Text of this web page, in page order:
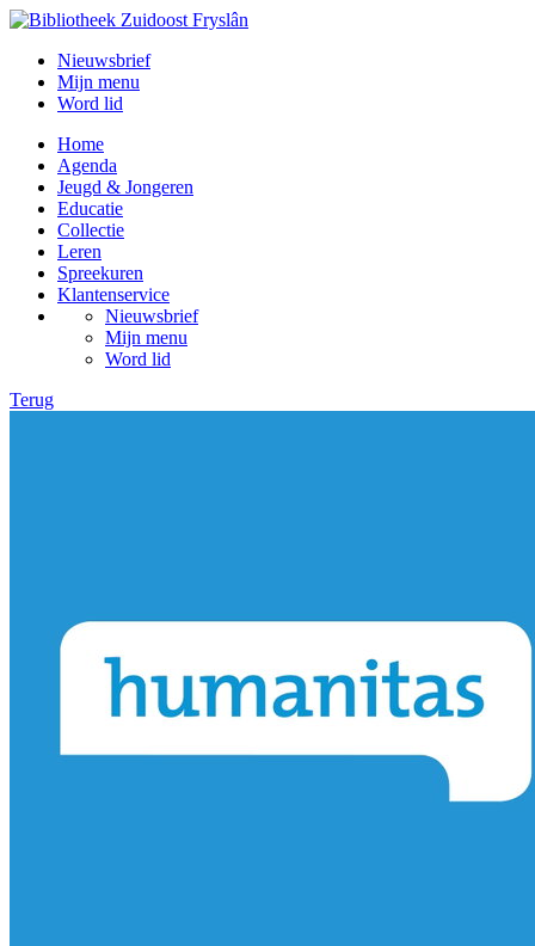
Nieuwsbrief
Mijn menu
Word lid
Home
Agenda
Jeugd & Jongeren
Educatie
Collectie
Leren
Spreekuren
Klantenservice
Nieuwsbrief
Mijn menu
Word lid
Terug